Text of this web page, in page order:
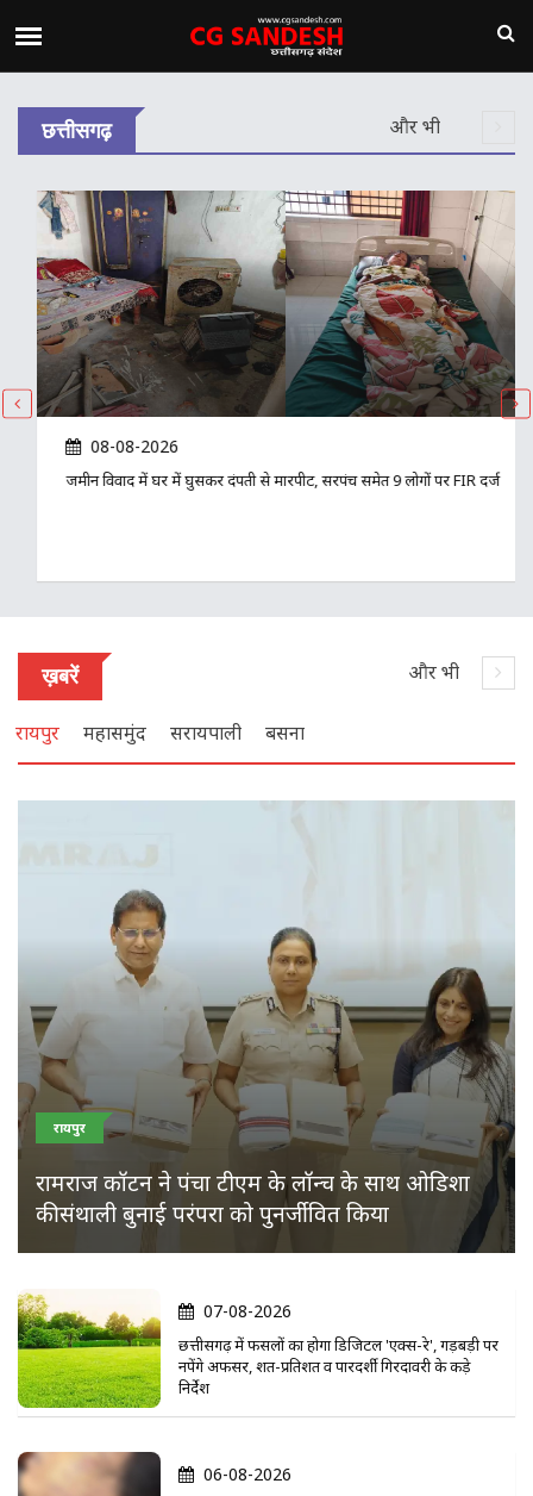
छत्तीसगढ़ और भी
08-08-2026
जमीन विवाद में घर में घुसकर दंपती से मारपीट, सरपंच समेत 9 लोगों पर FIR दर्ज
ख़बरें
रायपुर महासमुंद सरायपाली बसना
और भी
रायपुर
रामराज कॉटन ने पंचा टीएम के लॉन्च के साथ ओडिशा
की संथाली बुनाई परंपरा को पुनर्जीवित किया
07-08-2026
छत्तीसगढ़ में फसलों का होगा डिजिटल 'एक्स-रे', गड़बड़ी पर
नपेंगे अफसर, शत-प्रतिशत व पारदर्शी गिरदावरी के कड़े
निर्देश
06-08-2026